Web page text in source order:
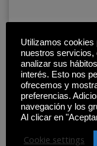
Mayor
Utilizamos cookies
nuestros servicios,
analizar sus
interés. Esto nos
ofrecemos y
preferencias.
navegación y los
Al clicar en
Cookie settings